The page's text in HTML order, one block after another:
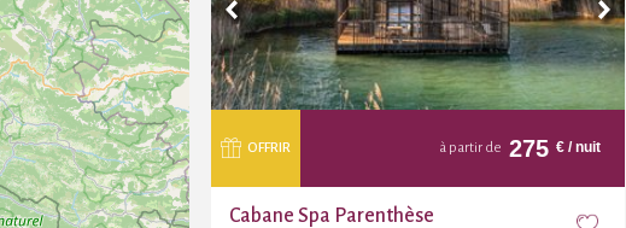
OFFRIR à partir de 275 €/ nuit
Cabane Spa Parenthèse